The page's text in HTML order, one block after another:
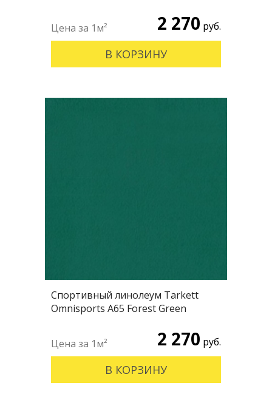
2 270 руб.
В КОРЗИНУ
Спортивный линолеум Tarkett
Omnisports А65 Forest Green
2 270 руб.
В КОРЗИНУ